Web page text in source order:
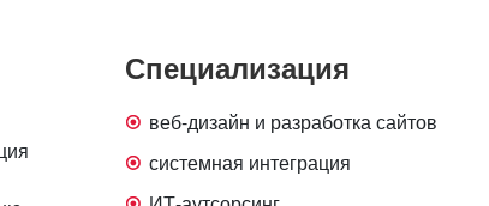
Специализация
веб-дизайн и разработка сайтов
системная интеграция